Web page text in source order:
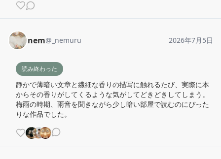
nem@ _nemuru 2026年7月5日
読み終わった
静かで薄暗い文章と繊細な香りの描写に触れるたび、実際に本
からその香りがしてくるような気がしてどきどきしてしまう。
梅雨の時期、雨音を聞きながら少し暗い部屋で読むのにぴった
りな作品でした。